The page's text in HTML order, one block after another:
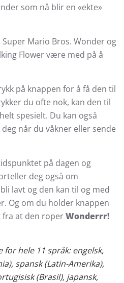
som nå blir en «ekte»
Mario Bros. Wonder og
Flower være med på å
på knappen for å få den til
du ofte nok, kan den til
spesielt. Du kan også
når du våkner eller sende
på dagen og
deg også om
lavt og den kan til og med
Og om du holder knappen
fra at den roperWonderrr!
hele 11 språk: engelsk,
spansk (Latin-Amerika),
(Brasil), japansk,